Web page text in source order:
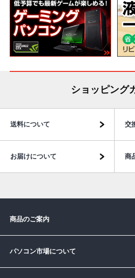
ショッピング
送料について 交
お届けについて 商
商品のご案内
パソコン市場について